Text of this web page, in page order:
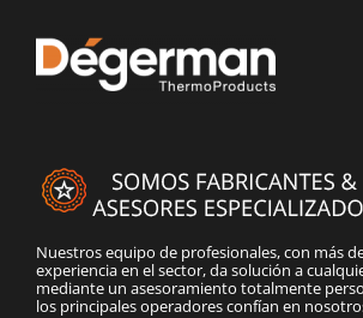
Nuestros equipo de profesionales, con más
experiencia en el sector, da solución a
mediante un asesoramiento totalmente
los principales operadores confían en